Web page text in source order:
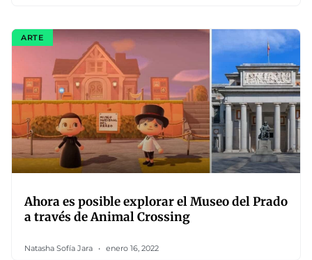
ARTE
Ahora es posible explorar el Museo del Prado
a través de Animal Crossing
Natasha Sofía Jara enero 16, 2022